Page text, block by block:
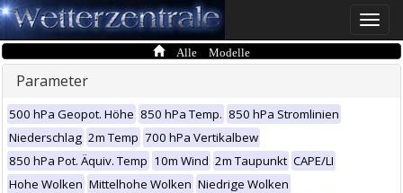
Toggle
Alle Modelle
Parameter
500 hPa Geopot. Höhe 850 hPa Temp. 850 hPa Stromlinien
Niederschlag 2m Temp 700 hPa Vertikalbew
850 hPa Pot. Äquiv. Temp 10m Wind 2m Taupunkt CAPE/LI
Hohe Wolken Mittelhohe Wolken Niedrige Wolken